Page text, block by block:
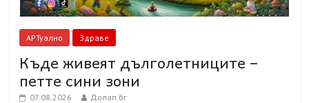
АРТуално Здраве
Къде живеят дълголетниците –
петте сини зони
07.08.2026 Долап.бг